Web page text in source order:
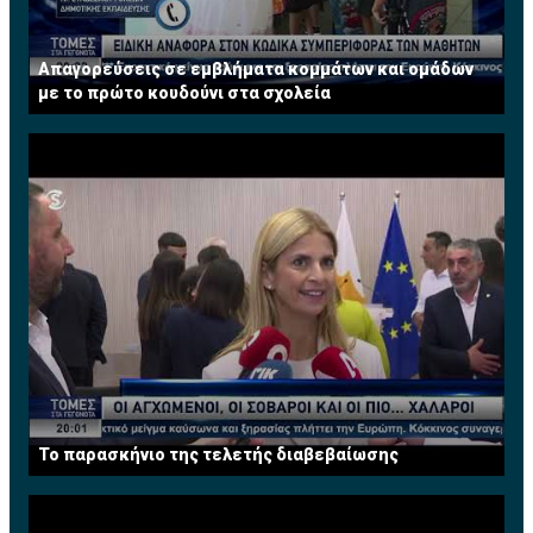
Απαγορεύσεις σε εμβλήματα κομμάτων και ομάδων
με το πρώτο κουδούνι στα σχολεία
Το παρασκήνιο της τελετής διαβεβαίωσης